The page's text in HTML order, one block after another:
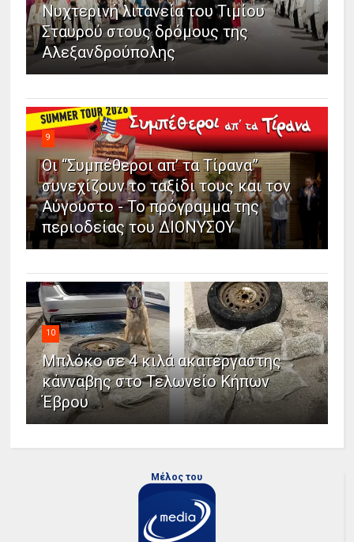
Νυχτερινή λιτανεία του Τιμίου
Σταυρού στους δρόμους της
Αλεξανδρούπολης
9
Οι “Συμπέθεροι απ’ τα Τίρανα”
συνεχίζουν το ταξίδι τους και τον
Αύγουστο - Το πρόγραμμα της
περιοδείας του ΔΙΟΝΥΣΟΥ
10
Μπλόκο σε 4 κιλά ακατέργαστης
κάνναβης στο Τελωνείο Κήπων
Έβρου
Μέλος του